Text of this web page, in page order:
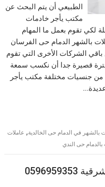
الطبيعي أن يتم البحث عن
مكتب يأجر خادمات
لكي تقوم بعمل ما المهام
بالشهر الدمام حى الفرسان
الشركات الأخرى التي تقوم
فترة قصيرة جدا أن نكسب سمعة
من جنسيات مختلفة مكتب يأجر
بالشهر في الدمام حى الخالدية, عاملات
حى الندي